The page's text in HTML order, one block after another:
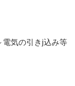
電気の引きj込み等